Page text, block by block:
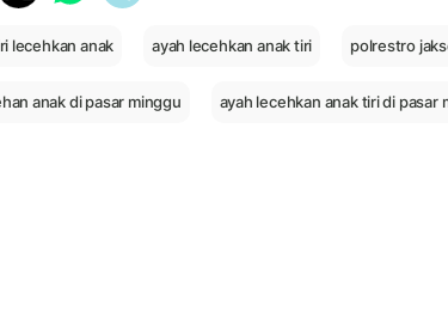
lecehkan anak ayah lecehkan anak tiri polrestro
anak di pasar minggu ayah lecehkan anak tiri di pasar